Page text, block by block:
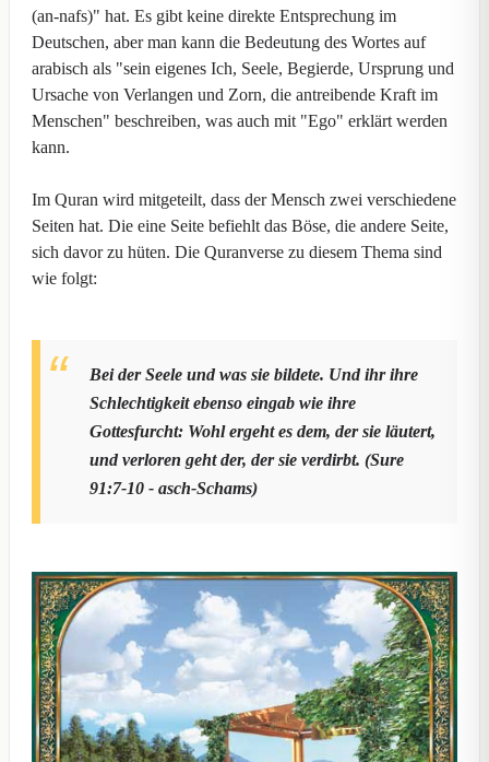
(an-nafs)" hat. Es gibt keine direkte Entsprechung im
Deutschen, aber man kann die Bedeutung des Wortes auf
arabisch als "sein eigenes Ich, Seele, Begierde, Ursprung und
Ursache von Verlangen und Zorn, die antreibende Kraft im
Menschen" beschreiben, was auch mit "Ego" erklärt werden
kann.
Im Quran wird mitgeteilt, dass der Mensch zwei verschiedene
Seiten hat. Die eine Seite befiehlt das Böse, die andere Seite,
sich davor zu hüten. Die Quranverse zu diesem Thema sind
wie folgt:
Bei der Seele und was sie bildete. Und ihr ihre
Schlechtigkeit ebenso eingab wie ihre
Gottesfurcht: Wohl ergeht es dem, der sie läutert,
und verloren geht der, der sie verdirbt. (Sure
91:7-10 - asch-Schams)